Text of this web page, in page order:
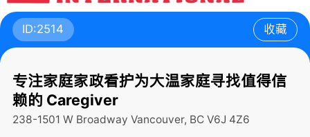
ID:2514 收藏
专注家庭家政看护为大温家庭寻找值得信
赖的 Caregiver
238-1501 W Broadway Vancouver, BC V6J 4Z6